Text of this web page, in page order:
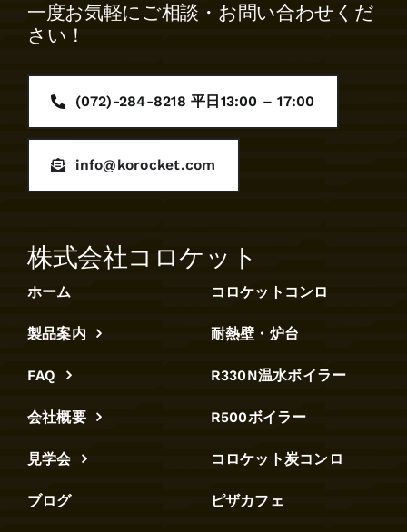
一度お気軽にご相談・お問い合わせくだ
さい！
(072)-284-8218 平日13:00 – 17:00
info@korocket.com
株式会社コロケット
ホーム
製品案内
FAQ
会社概要
見学会
ブログ
コロケットコンロ
耐熱壁・炉台
R330N温水ボイラー
R500ボイラー
コロケット炭コンロ
ピザカフェ